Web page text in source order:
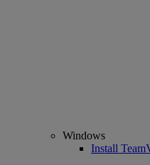
Windows
Install